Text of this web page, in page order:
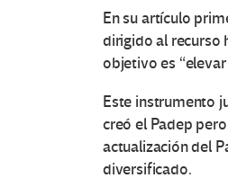
En su artículo
dirigido al recurso
objetivo es
Este instrumento
creó el Padep
actualización del
diversificado.